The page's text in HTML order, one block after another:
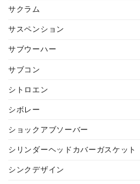
サクラム
サスペンション
サブウーハー
サブコン
シトロエン
シボレー
ショックアブソーバー
シリンダーヘッドカバーガスケット
シンクデザイン